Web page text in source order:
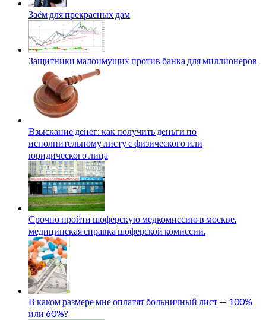
Заём для прекрасных дам
Защитники малоимущих против банка для миллионеров
Взыскание денег: как получить деньги по
исполнительному листу с физического или
юридического лица
Срочно пройти шоферскую медкомиссию в москве.
медицинская справка шоферской комиссии.
В каком размере мне оплатят больничный лист — 100%
или 60%?